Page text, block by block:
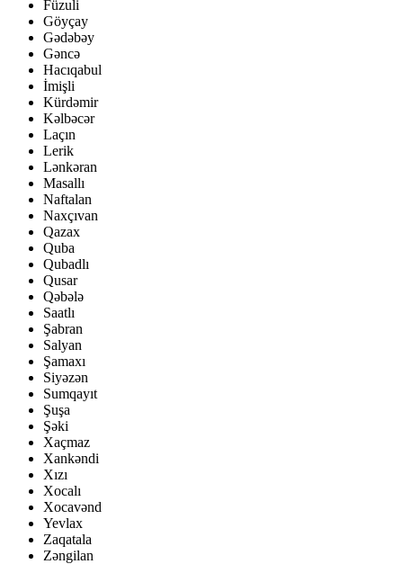
Füzuli
Göyçay
Gədəbəy
Gəncə
Hacıqabul
İmişli
Kürdəmir
Kəlbəcər
Laçın
Lerik
Lənkəran
Masallı
Naftalan
Naxçıvan
Qazax
Quba
Qubadlı
Qusar
Qəbələ
Saatlı
Şabran
Salyan
Şamaxı
Siyəzən
Sumqayıt
Şuşa
Şəki
Xaçmaz
Xankəndi
Xızı
Xocalı
Xocavənd
Yevlax
Zaqatala
Zəngilan